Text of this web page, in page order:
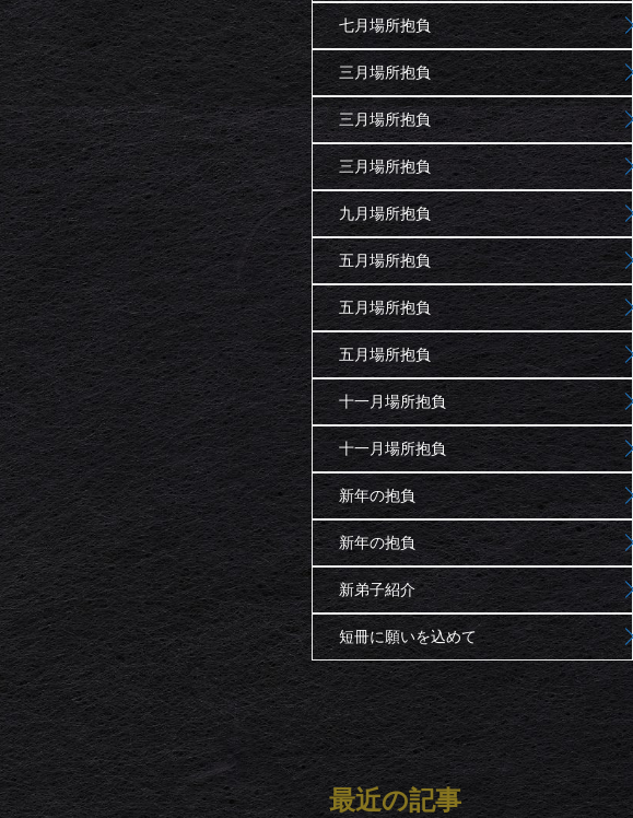
七月場所抱負
三月場所抱負
三月場所抱負
三月場所抱負
九月場所抱負
五月場所抱負
五月場所抱負
五月場所抱負
十一月場所抱負
十一月場所抱負
新年の抱負
新年の抱負
新弟子紹介
短冊に願いを込めて
最近の記事